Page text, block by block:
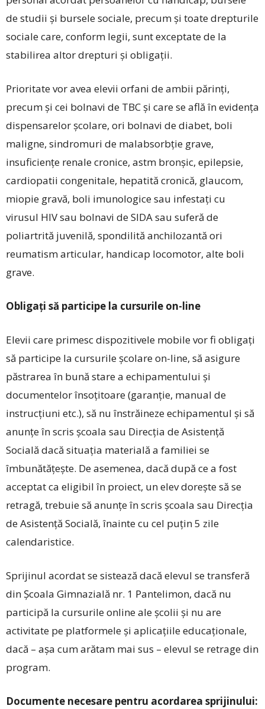
de studii și bursele sociale, precum și toate drepturile
sociale care, conform legii, sunt exceptate de la
stabilirea altor drepturi și obligații.
Prioritate vor avea elevii orfani de ambii părinți,
precum și cei bolnavi de TBC și care se află în evidența
dispensarelor școlare, ori bolnavi de diabet, boli
maligne, sindromuri de malabsorbție grave,
insuficiențe renale cronice, astm bronșic, epilepsie,
cardiopatii congenitale, hepatită cronică, glaucom,
miopie gravă, boli imunologice sau infestați cu
virusul HIV sau bolnavi de SIDA sau suferă de
poliartrită juvenilă, spondilită anchilozantă ori
reumatism articular, handicap locomotor, alte boli
grave.
Obligați să participe la cursurile on-line
Elevii care primesc dispozitivele mobile vor fi obligați
să participe la cursurile școlare on-line, să asigure
păstrarea în bună stare a echipamentului și
documentelor însoțitoare (garanție, manual de
instrucțiuni etc.), să nu înstrăineze echipamentul și să
anunțe în scris școala sau Direcția de Asistență
Socială dacă situația materială a familiei se
îmbunătățește. De asemenea, dacă după ce a fost
acceptat ca eligibil în proiect, un elev dorește să se
retragă, trebuie să anunțe în scris școala sau Direcția
de Asistență Socială, înainte cu cel puțin 5 zile
calendaristice.
Sprijinul acordat se sistează dacă elevul se transferă
din Școala Gimnazială nr. 1 Pantelimon, dacă nu
participă la cursurile online ale școlii și nu are
activitate pe platformele și aplicațiile educațio­nale,
dacă – așa cum arătam mai sus – elevul se retrage din
program.
Documente necesare pentru acordarea sprijinului: